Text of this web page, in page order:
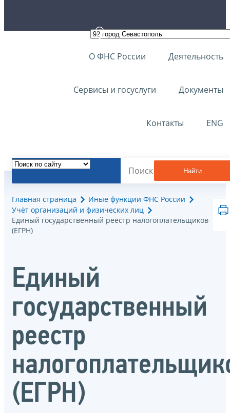
О ФНС России Деятельность
Сервисы и госуслуги Документы
Контакты ENG
Найти
Главная страница
Иные функции ФНС России
Учёт организаций и физических лиц
Единый государственный реестр налогоплательщиков
(ЕГРН)
Единый
государственный
реестр
(ЕГРН)